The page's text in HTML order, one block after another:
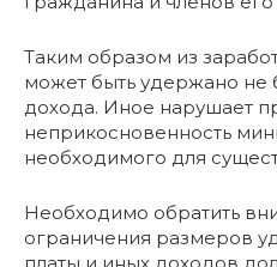
Таким образом из
может быть удержано не
дохода. Иное нарушает
неприкосновенность
необходимого для
Необходимо обратить
ограничения размеров